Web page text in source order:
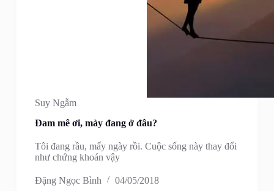
Suy Ngẫm
Đam mê ơi, mày đang ở đâu?
Tôi đang rầu, mấy ngày rồi. Cuộc sống này thay đổi
như chứng khoán vậy
Đặng Ngọc Bình 04/05/2018